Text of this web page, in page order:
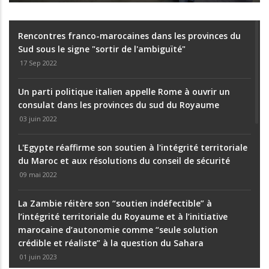
Rencontres franco-marocaines dans les provinces du
Sud sous le signe "sortir de l'ambiguïté"
17 Sep 2022
Un parti politique italien appelle Rome à ouvrir un
consulat dans les provinces du sud du Royaume
03 juin 2022
L'Égypte réaffirme son soutien à l'intégrité territoriale
du Maroc et aux résolutions du conseil de sécurité
09 mai 2022
La Zambie réitère son “soutien indéfectible” à
l’intégrité territoriale du Royaume et à l’initiative
marocaine d’autonomie comme “seule solution
crédible et réaliste” à la question du Sahara
01 juin 2023